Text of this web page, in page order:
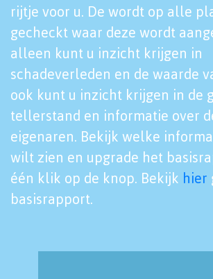
rijtje voor u. De wordt op alle
gecheckt waar deze wordt
alleen kunt u inzicht krijgen in
schadeverleden en de waarde
ook kunt u inzicht krijgen in de
tellerstand en informatie over
eigenaren. Bekijk welke
wilt zien en upgrade het
één klik op de knop. Bekijk hier
basisrapport.